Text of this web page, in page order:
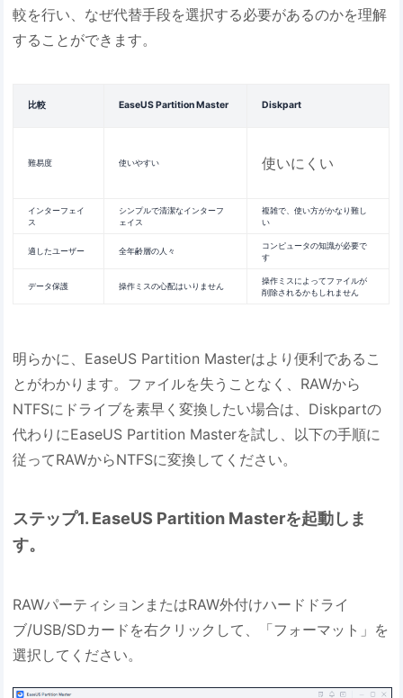
較を行い、なぜ代替手段を選択する必要があるのかを理解
することができます。
比較 EaseUS Partition Master Diskpart
難易度 使いやすい 使いにくい
インターフェイ
ス
シンプルで清潔なインターフ
ェイス
複雑で、使い方がかなり難し
い
適したユーザー 全年齢層の人々
コンピュータの知識が必要で
す
データ保護 操作ミスの心配はいりません
操作ミスによってファイルが
削除されるかもしれません
明らかに、EaseUS Partition Masterはより便利であるこ
とがわかります。ファイルを失うことなく、RAWから
NTFSにドライブを素早く変換したい場合は、Diskpartの
代わりにEaseUS Partition Masterを試し、以下の手順に
従ってRAWからNTFSに変換してください。
ステップ1. EaseUS Partition Masterを起動しま
す。
RAWパーティションまたはRAW外付けハードドライ
ブ/USB/SDカードを右クリックして、「フォーマット」を
選択してください。